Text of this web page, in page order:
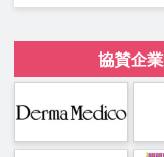
協賛企業